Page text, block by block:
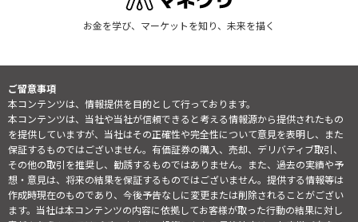
お金を学び、マーケットを知り、未来を描く
ご留意事項
本コンテンツは、情報提供を目的として行っております。
本コンテンツは、当社や当社が信頼できると考える情報源から提供されたもの
を提供していますが、当社はその正確性や完全性について意見を表明し、また
保証するものではございません。有価証券の購入、売却、デリバティブ取引、
その他の取引を推奨し、勧誘するものではありません。また、過去の実績や予
想・意見は、将来の結果を保証するものではございません。提供する情報等は
作成時現在のものであり、今後予告なしに変更または削除されることがござい
ます。当社は本コンテンツの内容に依拠してお客様が取った行動の結果に対し